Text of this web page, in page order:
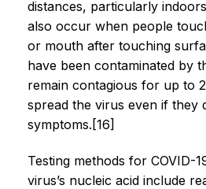
distances, particularly
also occur when people
or mouth after touching
have been contaminated by
remain contagious for up to
spread the virus even if they
symptoms.[16]
Testing methods for COVID-
virus’s nucleic acid include